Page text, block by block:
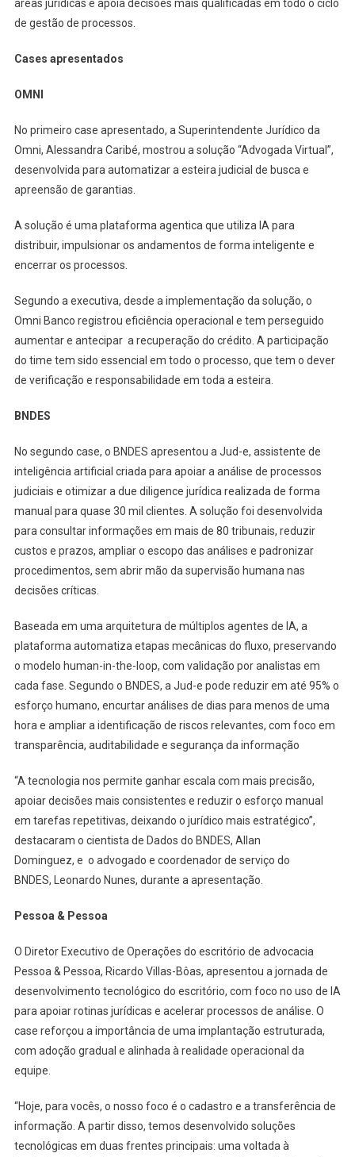
áreas jurídicas e apoia decisões mais qualificadas em todo o ciclo
de gestão de processos.
Cases apresentados
OMNI
No primeiro case apresentado, a Superintendente Jurídico da
Omni, Alessandra Caribé, mostrou a solução “Advogada Virtual”,
desenvolvida para automatizar a esteira judicial de busca e
apreensão de garantias.
A solução é uma plataforma agentica que utiliza IA para
distribuir, impulsionar os andamentos de forma inteligente e
encerrar os processos.
Segundo a executiva, desde a implementação da solução, o
Omni Banco registrou eficiência operacional e tem perseguido
aumentar e antecipar a recuperação do crédito. A participação
do time tem sido essencial em todo o processo, que tem o dever
de verificação e responsabilidade em toda a esteira.
BNDES
No segundo case, o BNDES apresentou a Jud-e, assistente de
inteligência artificial criada para apoiar a análise de processos
judiciais e otimizar a due diligence jurídica realizada de forma
manual para quase 30 mil clientes. A solução foi desenvolvida
para consultar informações em mais de 80 tribunais, reduzir
custos e prazos, ampliar o escopo das análises e padronizar
procedimentos, sem abrir mão da supervisão humana nas
decisões críticas.
Baseada em uma arquitetura de múltiplos agentes de IA, a
plataforma automatiza etapas mecânicas do fluxo, preservando
o modelo human-in-the-loop, com validação por analistas em
cada fase. Segundo o BNDES, a Jud-e pode reduzir em até 95% o
esforço humano, encurtar análises de dias para menos de uma
hora e ampliar a identificação de riscos relevantes, com foco em
transparência, auditabilidade e segurança da informação
“A tecnologia nos permite ganhar escala com mais precisão,
apoiar decisões mais consistentes e reduzir o esforço manual
em tarefas repetitivas, deixando o jurídico mais estratégico”,
destacaram o cientista de Dados do BNDES, Allan
Dominguez, e o advogado e coordenador de serviço do
BNDES, Leonardo Nunes, durante a apresentação.
Pessoa & Pessoa
O Diretor Executivo de Operações do escritório de advocacia
Pessoa & Pessoa, Ricardo Villas-Bôas, apresentou a jornada de
desenvolvimento tecnológico do escritório, com foco no uso de IA
para apoiar rotinas jurídicas e acelerar processos de análise. O
case reforçou a importância de uma implantação estruturada,
com adoção gradual e alinhada à realidade operacional da
equipe.
“Hoje, para vocês, o nosso foco é o cadastro e a transferência de
informação. A partir disso, temos desenvolvido soluções
tecnológicas em duas frentes principais: uma voltada à